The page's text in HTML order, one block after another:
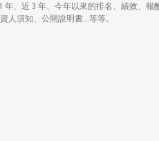
年、近 3 年、今年以來的排名、績效、
人須知、公開說明書...等等。